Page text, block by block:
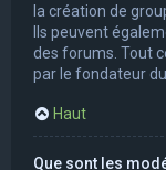
la création de
Ils peuvent
des forums. Tout
par le fondateur
Haut
Que sont les